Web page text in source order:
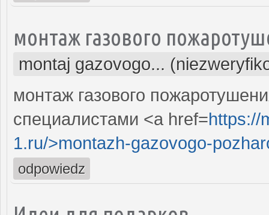
монтаж газового
montaj gazovogo...
монтаж газового
специалистами <a href=https://
1.ru/>montazh-gazovogo-
odpowiedz